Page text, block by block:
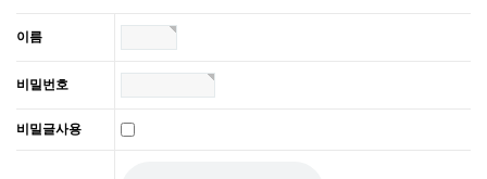
이름
비밀번호
비밀글사용